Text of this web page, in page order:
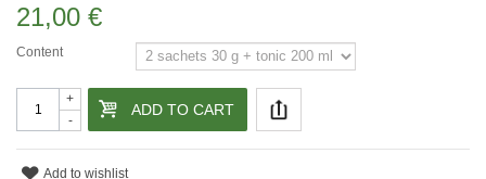
21,00 €
Content
-
+
ADD TO CART
Add to wishlist